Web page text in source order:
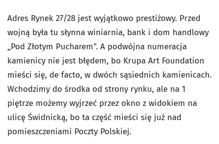
Adres Rynek 27/28 jest wyjątkowo prestiżowy. Przed
wojną była tu słynna winiarnia, bank i dom handlowy
„Pod Złotym Pucharem”. A podwójna numeracja
kamienicy nie jest błędem, bo Krupa Art Foundation
mieści się, de facto, w dwóch sąsiednich kamienicach.
Wchodzimy do środka od strony rynku, ale na 1
piętrze możemy wyjrzeć przez okno z widokiem na
ulicę Świdnicką, bo ta część mieści się już nad
pomieszczeniami Poczty Polskiej.